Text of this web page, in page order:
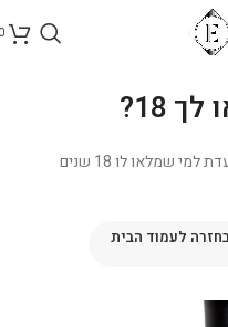
18?
הכניסה והרכישה בחנות האתר מיועדת למי שמלאו לו 18 שנים
לעמוד הבית